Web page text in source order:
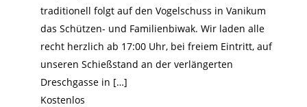
traditionell folgt auf den Vogelschuss in Vanikum
das Schützen- und Familienbiwak. Wir laden alle
recht herzlich ab 17:00 Uhr, bei freiem Eintritt, auf
unseren Schießstand an der verlängerten
Dreschgasse in […]
Kostenlos